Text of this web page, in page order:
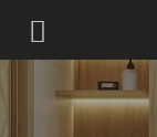
Módulo21